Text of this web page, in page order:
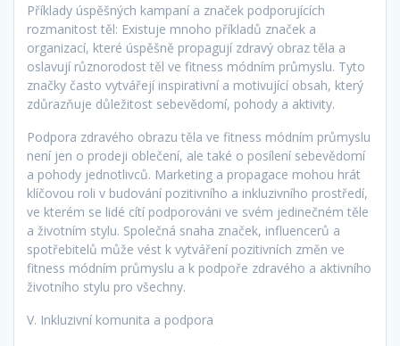
Příklady úspěšných kampaní a značek podporujících
rozmanitost těl: Existuje mnoho příkladů značek a
organizací, které úspěšně propagují zdravý obraz těla a
oslavují různorodost těl ve fitness módním průmyslu. Tyto
značky často vytvářejí inspirativní a motivující obsah, který
zdůrazňuje důležitost sebevědomí, pohody a aktivity.
Podpora zdravého obrazu těla ve fitness módním průmyslu
není jen o prodeji oblečení, ale také o posílení sebevědomí
a pohody jednotlivců. Marketing a propagace mohou hrát
klíčovou roli v budování pozitivního a inkluzivního prostředí,
ve kterém se lidé cítí podporováni ve svém jedinečném těle
a životním stylu. Společná snaha značek, influencerů a
spotřebitelů může vést k vytváření pozitivních změn ve
fitness módním průmyslu a k podpoře zdravého a aktivního
životního stylu pro všechny.
V. Inkluzivní komunita a podpora